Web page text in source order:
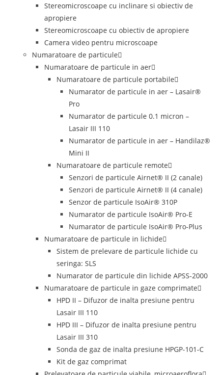
Stereomicroscoape cu inclinare si obiectiv de
apropiere
Stereomicroscoape cu obiectiv de apropiere
Camera video pentru microscoape
Numaratoare de particule
Numaratoare de particule in aer
Numaratoare de particule portabile
Numarator de particule in aer – Lasair®
Pro
Numarator de particule 0.1 micron –
Lasair III 110
Numarator de particule in aer – Handilaz®
Mini II
Numaratoare de particule remote
Senzori de particule Airnet® II (2 canale)
Senzori de particule Airnet® II (4 canale)
Senzor de particule IsoAir® 310P
Numarator de particule IsoAir® Pro-E
Numarator de particule IsoAir® Pro-Plus
Numaratoare de particule in lichide
Sistem de prelevare de particule lichide cu
seringa: SLS
Numarator de particule din lichide APSS-2000
Numaratoare de particule in gaze comprimate
HPD II – Difuzor de inalta presiune pentru
Lasair III 110
HPD III – Difuzor de inalta presiune pentru
Lasair III 310
Sonda de gaz de inalta presiune HPGP-101-C
Kit de gaz comprimat